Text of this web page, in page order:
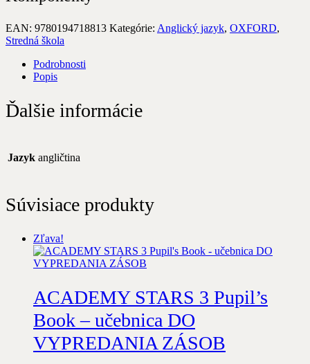
EAN: 9780194718813 Kategórie: Anglický jazyk, OXFORD,
Stredná škola
Podrobnosti
Popis
Ďalšie informácie
Jazyk angličtina
Súvisiace produkty
Zľava!
ACADEMY STARS 3 Pupil’s
Book – učebnica DO
VYPREDANIA ZÁSOB